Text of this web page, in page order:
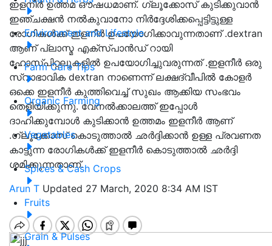
Environment and Lifestyle
Farm Care Tips
Organic Farming
Vegetables
Spices & Cash Crops
Fruits
Grain & Pulses
ഇളനീർ ഉത്തമ ഔഷധമാണ്. ഗ്ലൂക്കോസ് കുടിക്കുവാൻ
ഇഞ്ചക്ഷൻ നൽകുവാനോ നിർദ്ദേശിക്കപ്പെട്ടിട്ടുള്ള
രോഗികൾക്ക് ഇളനീർ ഉപയോഗിക്കാവുന്നതാണ് .dextran
ആണ് പ്ലാസ്മ എക്സ്പാൻഡ് റായി
ഹോസ്പിറ്റലുകളിൽ ഉപയോഗിച്ചുവരുന്നത് .ഇളനീർ ഒരു
സ്വാഭാവിക dextran നാണെന്ന് ലക്ഷദ്വീപിൽ കോളർ
ഒക്കെ ഇളനീർ കുത്തിവെച്ച് സുഖം ആക്കിയ സംഭവം
തെളിയിക്കുന്നു. വേനൽക്കാലത്ത് ഇപ്പോൾ
ദാഹിക്കുമ്പോൾ കുടിക്കാൻ ഉത്തമം ഇളനീർ ആണ്
.ഗ്ലൂക്കോസ് കൊടുത്താൽ ഛർദ്ദിക്കാൻ ഉള്ള പ്രവണത
കാട്ടുന്ന രോഗികൾക്ക് ഇളനീർ കൊടുത്താൽ ഛർദ്ദി
ശമിക്കുന്നതാണ്.
Arun T Updated 27 March, 2020 8:34 AM IST